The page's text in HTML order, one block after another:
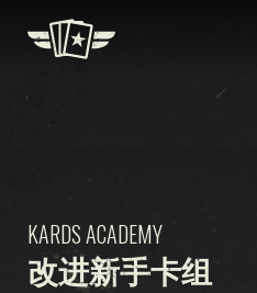
改进新手卡组
KARDS ACADEMY